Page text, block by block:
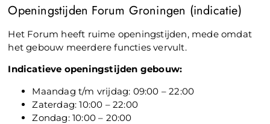
Openingstijden Forum Groningen (indicatie)
Het Forum heeft ruime openingstijden, mede omdat
het gebouw meerdere functies vervult.
Indicatieve openingstijden gebouw:
Maandag t/m vrijdag: 09:00 – 22:00
Zaterdag: 10:00 – 22:00
Zondag: 10:00 – 20:00